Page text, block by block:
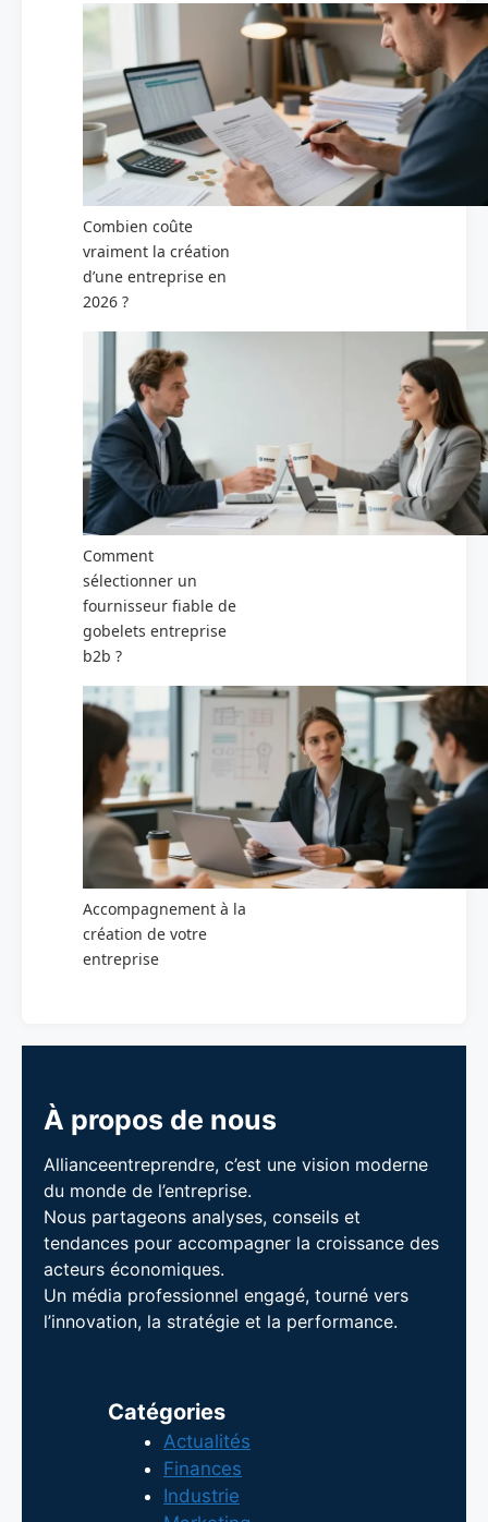
Combien coûte
vraiment la création
d’une entreprise en
2026 ?
Comment
sélectionner un
fournisseur fiable de
gobelets entreprise
b2b ?
Accompagnement à la
création de votre
entreprise
À propos de nous
Allianceentreprendre, c’est une vision moderne
du monde de l’entreprise.
Nous partageons analyses, conseils et
tendances pour accompagner la croissance des
acteurs économiques.
Un média professionnel engagé, tourné vers
l’innovation, la stratégie et la performance.
Catégories
Actualités
Finances
Industrie